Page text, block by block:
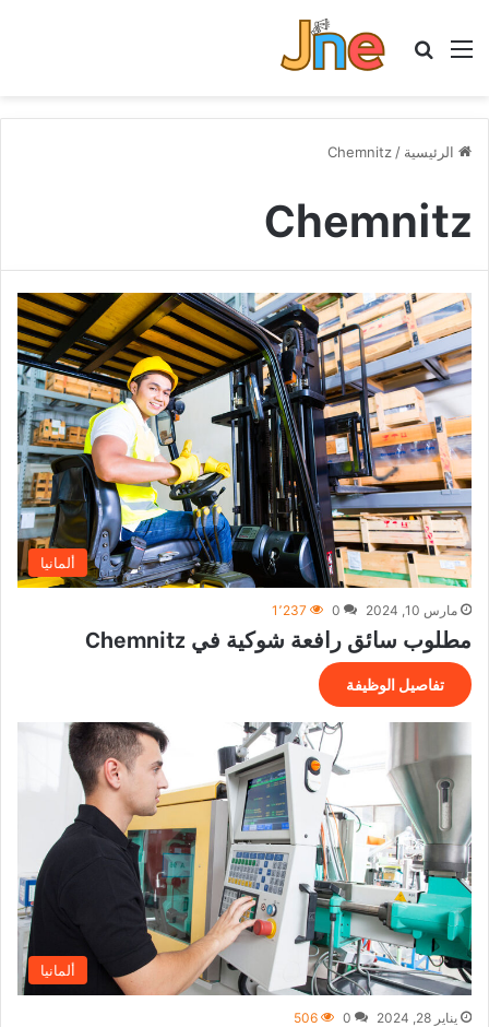
القائمة بحث عن
الرئيسية /
Chemnitz
Chemnitz
ألمانيا
مارس 10, 2024 0 1٬237
مطلوب سائق رافعة شوكية في Chemnitz
تفاصيل الوظيفة
ألمانيا
يناير 28, 2024 0
506